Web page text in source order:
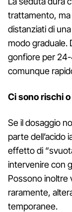
trattamento,
distanziati di
modo graduale.
gonfiore per
comunque
Ci sono rischi
Se il dosaggio
parte dell’acido
effetto di
intervenire con
Possono inoltre
raramente,
temporanee.